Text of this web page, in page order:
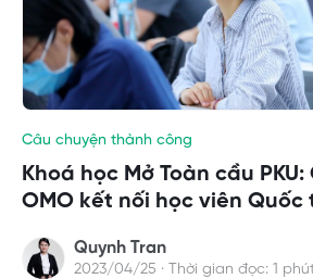
Câu chuyện thành công
Khoá học Mở Toàn cầu
OMO kết nối học viên Quốc
Quynh Tran
2023/04/25 · Thời gian đọc: 1